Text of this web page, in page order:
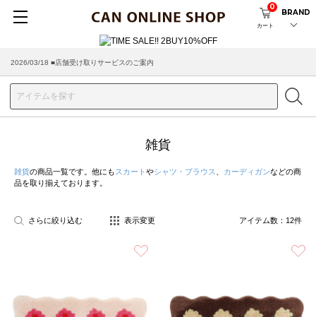
カート
0
BRAND
2026/03/18 ■店舗受け取りサービスのご案内
雑貨
雑貨の商品一覧です。他にも スカート やシャツ・ブラウス カーディガンなどの商
品を取り揃えております。
さらに絞り込む 表示変更 アイテム数： 12件